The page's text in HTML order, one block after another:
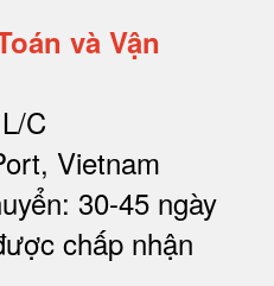
và Vận
C
Vietnam
30-45 ngày
chấp nhận